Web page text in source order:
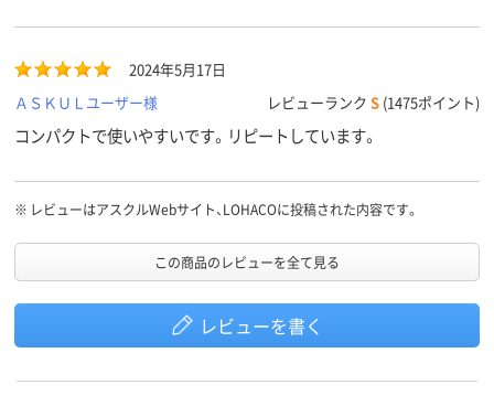
2024年5月17日
ＡＳＫＵＬユーザー様
レビューランク S (1475ポイント)
コンパクトで使いやすいです。リピートしています。
※ レビューはアスクルWebサイト、LOHACOに投稿された内容です。
この商品のレビューを全て見る
レビューを書く